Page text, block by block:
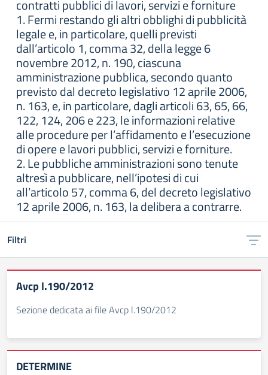
contratti pubblici di lavori, servizi e forniture
1. Fermi restando gli altri obblighi di pubblicità
legale e, in particolare, quelli previsti
dall’articolo 1, comma 32, della legge 6
novembre 2012, n. 190, ciascuna
amministrazione pubblica, secondo quanto
previsto dal decreto legislativo 12 aprile 2006,
n. 163, e, in particolare, dagli articoli 63, 65, 66,
122, 124, 206 e 223, le informazioni relative
alle procedure per l’affidamento e l’esecuzione
di opere e lavori pubblici, servizi e forniture.
2. Le pubbliche amministrazioni sono tenute
altresì a pubblicare, nell’ipotesi di cui
all’articolo 57, comma 6, del decreto legislativo
12 aprile 2006, n. 163, la delibera a contrarre.
Filtri
Avcp l.190/2012
Sezione dedicata ai file Avcp l.190/2012
DETERMINE